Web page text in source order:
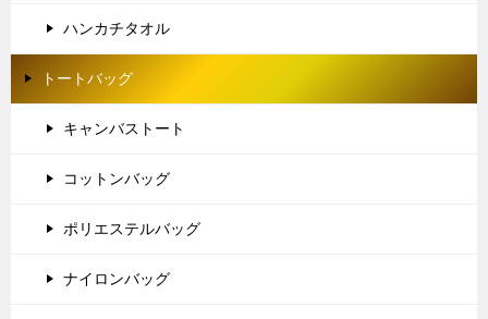
ハンカチタオル
トートバッグ
キャンバストート
コットンバッグ
ポリエステルバッグ
ナイロンバッグ